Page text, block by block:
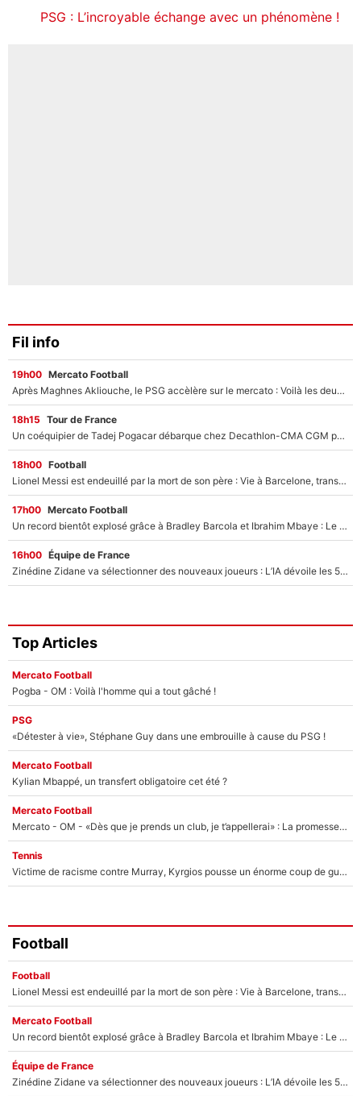
PSG : L’incroyable échange avec un phénomène !
Fil info
19h00 Mercato Football
Après Maghnes Akliouche, le PSG accèlère sur le mercato : Voilà les deux nouvelles recrues qui vont signer la semaine prochaine ?
18h15 Tour de France
Un coéquipier de Tadej Pogacar débarque chez Decathlon-CMA CGM pour épauler Paul Seixas : «Mes meilleures années sont à venir»
18h00 Football
Lionel Messi est endeuillé par la mort de son père : Vie à Barcelone, transfert au PSG... voilà comment Jorge Messi a joué un rôle essentiel dans sa carrière !
17h00 Mercato Football
Un record bientôt explosé grâce à Bradley Barcola et Ibrahim Mbaye : Le PSG sur le point de réaliser un mercato historique ?
16h00 Équipe de France
Zinédine Zidane va sélectionner des nouveaux joueurs : L’IA dévoile les 5 cracks qui pourraient rapidement le rejoindre en équipe de France !
Top Articles
Mercato Football
Pogba - OM : Voilà l'homme qui a tout gâché !
PSG
«Détester à vie», Stéphane Guy dans une embrouille à cause du PSG !
Mercato Football
Kylian Mbappé, un transfert obligatoire cet été ?
Mercato Football
Mercato - OM - «Dès que je prends un club, je t’appellerai» : La promesse de Marcelino au moment de claquer la porte
Tennis
Victime de racisme contre Murray, Kyrgios pousse un énorme coup de gueule !
Football
Football
Lionel Messi est endeuillé par la mort de son père : Vie à Barcelone, transfert au PSG... voilà comment Jorge Messi a joué un rôle essentiel dans sa carrière !
Mercato Football
Un record bientôt explosé grâce à Bradley Barcola et Ibrahim Mbaye : Le PSG sur le point de réaliser un mercato historique ?
Équipe de France
Zinédine Zidane va sélectionner des nouveaux joueurs : L’IA dévoile les 5 cracks qui pourraient rapidement le rejoindre en équipe de France !